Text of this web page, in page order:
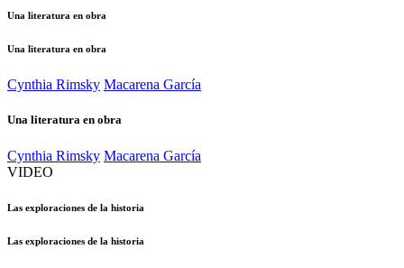
Una literatura en obra
Una literatura en obra
Cynthia Rimsky Macarena García
Una literatura en obra
Cynthia Rimsky Macarena García
VIDEO
Las exploraciones de la historia
Las exploraciones de la historia